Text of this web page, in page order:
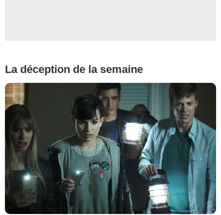
La déception de la semaine